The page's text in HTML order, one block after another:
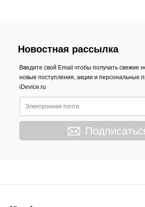
Новостная рассылка
Введите свой Email чтобы получать свежие
новые поступления, акции и персональные
iDevice.ru